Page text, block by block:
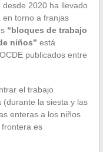
2020 ha llevado
torno a franjas
“bloques de trabajo
niños” está
publicados entre
el trabajo
(durante la siesta y las
enteras a los niños
es